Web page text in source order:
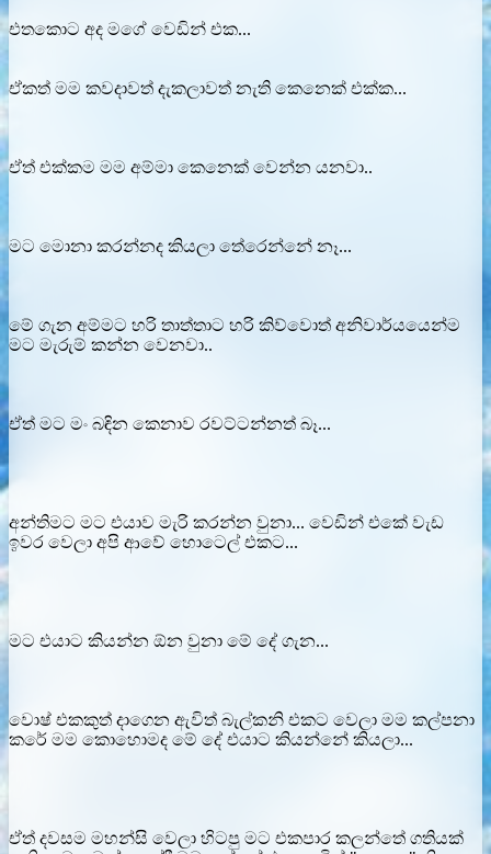
එතකොට අද මගේ වෙඩින් එක...
ඒකත් මම කවදාවත් දැකලාවත් නැති කෙනෙක් එක්ක...
ඒත් එක්කම මම අම්මා කෙනෙක් වෙන්න යනවා..
මට මොනා කරන්නද කියලා තේරෙන්නේ නෑ...
මේ ගැන අම්මට හරි තාත්තාට හරි කිව්වොත් අනිවාර්යයෙන්ම
මට මැරුම් කන්න වෙනවා..
ඒත් මට මං බඳින කෙනාව රවට්ටන්නත් බෑ...
අන්තිමට මට එයාව මැරි කරන්න වුනා... වෙඩින් එකේ වැඩ
ඉවර වෙලා අපි ආවේ හොටෙල් එකට...
මට එයාට කියන්න ඕන වුනා මේ දේ ගැන...
වොෂ් එකකුත් දාගෙන ඇවිත් බැල්කනි එකට වෙලා මම කල්පනා
කරේ මම කොහොමද මේ දේ එයාට කියන්නේ කියලා...
ඒත් දවසම මහන්සි වෙලා හිටපු මට එකපාර කලන්තේ ගතියක්